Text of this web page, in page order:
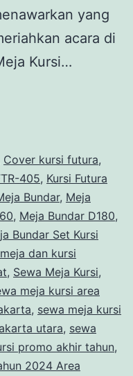
yang
acara di
Kursi…
Cover kursi futura,
405, Kursi Futura
Bundar, Meja
, Meja Bundar D180,
Bundar Set Kursi
dan kursi
, Sewa Meja Kursi,
meja kursi area
, sewa meja kursi
utara, sewa
promo akhir tahun,
2024 Area